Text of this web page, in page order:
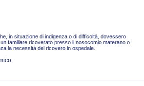
in situazione di indigenza o di difficoltà, dovessero
familiare ricoverato presso il nosocomio materano o
la necessità del ricovero in ospedale.